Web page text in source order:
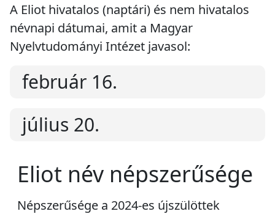
A Eliot hivatalos (naptári) és nem hivatalos
névnapi dátumai, amit a Magyar
Nyelvtudományi Intézet javasol:
február 16.
július 20.
Eliot név népszerűsége
Népszerűsége a 2024-es újszülöttek